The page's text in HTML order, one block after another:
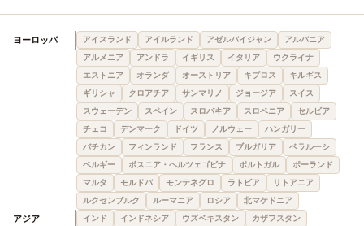
ヨーロッパ アイスランド アイルランド アゼルバイジャン
アルバニア
アルメニア
アンドラ イギリス イタリア
ウクライナ
エストニア
オランダ オーストリア キプロス
キルギス
ギリシャ
クロアチア サンマリノ ジョージア
スイス
スウェーデン
スペイン スロバキア スロベニア
セルビア
チェコ
デンマーク ドイツ ノルウェー
ハンガリー
バチカン
フィンランド フランス ブルガリア
ベラルーシ
ベルギー
ボスニア・ヘルツェゴビナ ポルトガル
ポーランド
マルタ
モルドバ モンテネグロ ラトビア
リトアニア
ルクセンブルク
ルーマニア ロシア 北マケドニア
アジア インド インドネシア ウズベキスタン
カザフスタン